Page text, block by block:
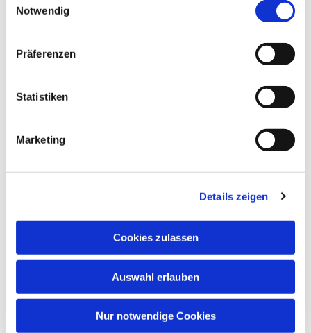
Notwendig
Präferenzen
Statistiken
Marketing
Details zeigen
Cookies zulassen
Auswahl erlauben
Nur notwendige Cookies